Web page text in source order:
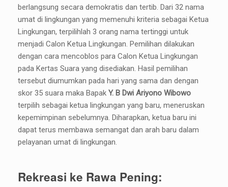
berlangsung secara demokratis dan tertib. Dari 32 nama
umat di lingkungan yang memenuhi kriteria sebagai Ketua
Lingkungan, terpilihlah 3 orang nama tertinggi untuk
menjadi Calon Ketua Lingkungan. Pemilihan dilakukan
dengan cara mencoblos para Calon Ketua Lingkungan
pada Kertas Suara yang disediakan. Hasil pemilihan
tersebut diumumkan pada hari yang sama dan dengan
skor 35 suara maka Bapak Y. B Dwi Ariyono Wibowo
terpilih sebagai ketua lingkungan yang baru, meneruskan
kepemimpinan sebelumnya. Diharapkan, ketua baru ini
dapat terus membawa semangat dan arah baru dalam
pelayanan umat di lingkungan.
Rekreasi ke Rawa Pening: